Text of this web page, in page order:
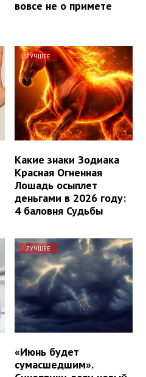
вовсе не о примете
ЛУЧШЕЕ
Какие знаки Зодиака
Красная Огненная
Лошадь осыплет
деньгами в 2026 году:
4 баловня Судьбы
ЛУЧШЕЕ
«Июнь будет
сумасшедшим».